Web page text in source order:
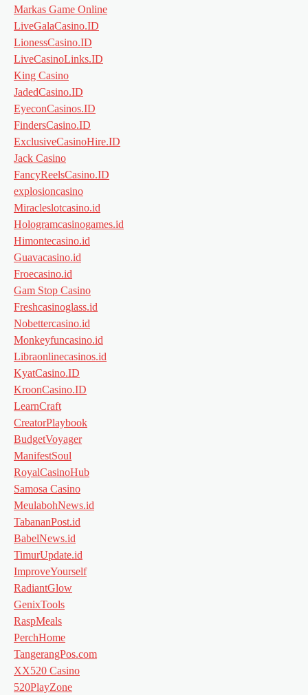
Markas Game Online
LiveGalaCasino.ID
LionessCasino.ID
LiveCasinoLinks.ID
King Casino
JadedCasino.ID
EyeconCasinos.ID
FindersCasino.ID
ExclusiveCasinoHire.ID
Jack Casino
FancyReelsCasino.ID
explosioncasino
Miracleslotcasino.id
Hologramcasinogames.id
Himontecasino.id
Guavacasino.id
Froecasino.id
Gam Stop Casino
Freshcasinoglass.id
Nobettercasino.id
Monkeyfuncasino.id
Libraonlinecasinos.id
KyatCasino.ID
KroonCasino.ID
LearnCraft
CreatorPlaybook
BudgetVoyager
ManifestSoul
RoyalCasinoHub
Samosa Casino
MeulabohNews.id
TabananPost.id
BabelNews.id
TimurUpdate.id
ImproveYourself
RadiantGlow
GenixTools
RaspMeals
PerchHome
TangerangPos.com
XX520 Casino
520PlayZone